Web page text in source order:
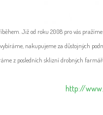
Již od roku 2008 pro vás
nakupujeme za důstojných
z posledních sklizní drobných
http://